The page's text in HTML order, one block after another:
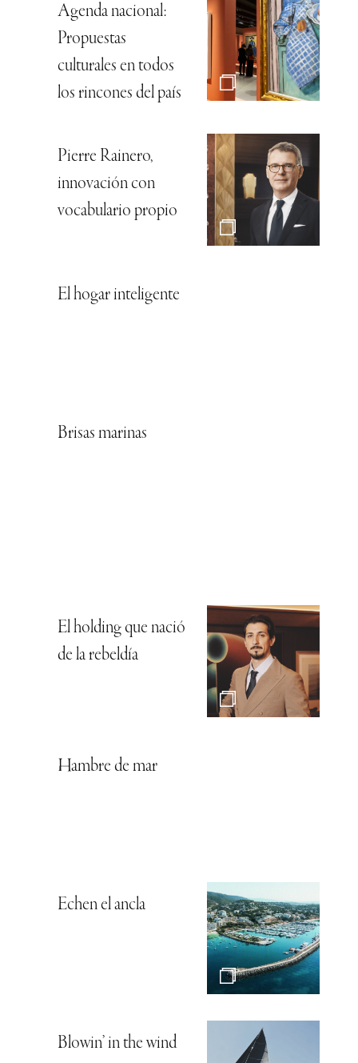
Agenda nacional:
Propuestas
culturales en todos
los rincones del país
Pierre Rainero,
innovación con
vocabulario propio
El hogar inteligente
Brisas marinas
El holding que nació
de la rebeldía
Hambre de mar
Echen el ancla
Blowin’ in the wind